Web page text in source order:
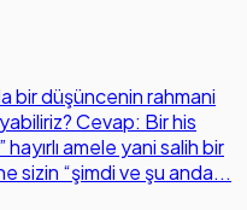
bir düşüncenin rahmani
Cevap: Bir his
amele yani salih bir
sizin “şimdi ve şu anda...